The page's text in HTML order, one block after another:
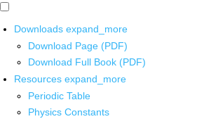
Downloads expand_more
Download Page (PDF)
Download Full Book (PDF)
Resources expand_more
Periodic Table
Physics Constants